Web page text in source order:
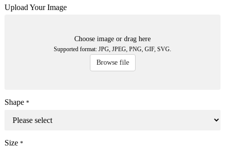
Upload Your Image
Choose image or drag here
Supported format: JPG, JPEG, PNG, GIF, SVG.
Browse file
Shape *
Size *